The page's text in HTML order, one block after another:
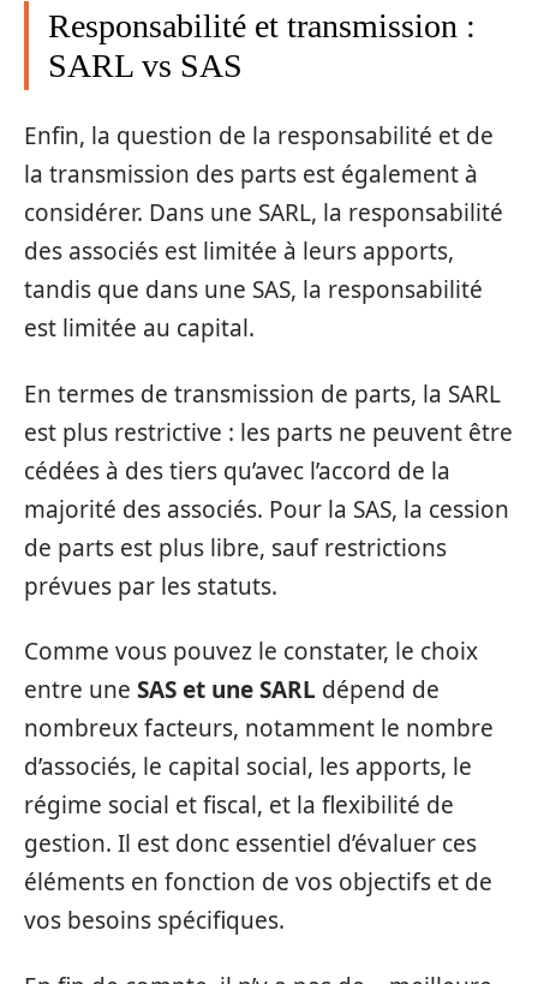
Responsabilité et transmission :
SARL vs SAS
Enfin, la question de la responsabilité et de
la transmission des parts est également à
considérer. Dans une SARL, la responsabilité
des associés est limitée à leurs apports,
tandis que dans une SAS, la responsabilité
est limitée au capital.
En termes de transmission de parts, la SARL
est plus restrictive : les parts ne peuvent être
cédées à des tiers qu’avec l’accord de la
majorité des associés. Pour la SAS, la cession
de parts est plus libre, sauf restrictions
prévues par les statuts.
Comme vous pouvez le constater, le choix
entre une SAS et une SARL dépend de
nombreux facteurs, notamment le nombre
d’associés, le capital social, les apports, le
régime social et fiscal, et la flexibilité de
gestion. Il est donc essentiel d’évaluer ces
éléments en fonction de vos objectifs et de
vos besoins spécifiques.